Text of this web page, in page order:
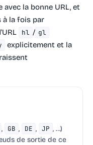
la bonne URL, et
à la fois par
hl / gl
explicitement et la
, GB , DE , JP , …)
de sortie de ce